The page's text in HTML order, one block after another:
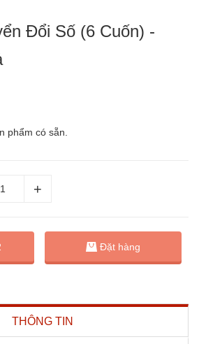
Đổi Số (6 Cuốn) -
phẩm có sẵn.
Đặt hàng
THÔNG TIN